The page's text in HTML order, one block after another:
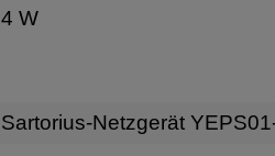
4 W
Sartorius-Netzgerät